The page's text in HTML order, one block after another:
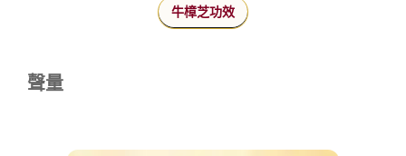
牛樟芝功效
聲量